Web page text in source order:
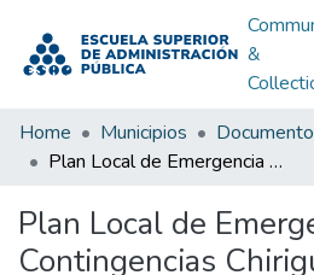
&
Home Municipios
Plan Local de Emergencia y Contingencias Chiriguaná Cesar 2012: PLEC Chiriguaná Cesar 2012
Plan Local de
Contingencias